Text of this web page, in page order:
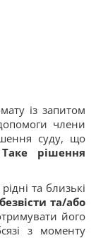
із запитом
члени
суду, що
Таке рішення
та близькі
та/або
його
з моменту